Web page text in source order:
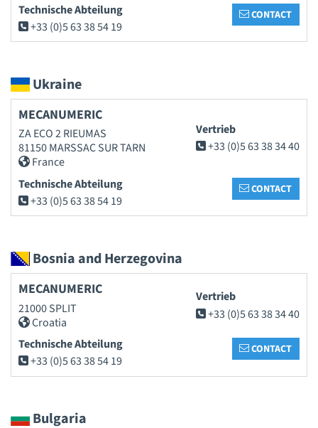
Technische Abteilung
+33 (0)5 63 38 54 19
CONTACT
Ukraine
MECANUMERIC
ZA ECO 2 RIEUMAS
81150 MARSSAC SUR TARN
France
Vertrieb
+33 (0)5 63 38 34 40
Technische Abteilung
+33 (0)5 63 38 54 19
CONTACT
Bosnia and Herzegovina
MECANUMERIC
21000 SPLIT
Croatia
Vertrieb
+33 (0)5 63 38 34 40
Technische Abteilung
+33 (0)5 63 38 54 19
CONTACT
Bulgaria